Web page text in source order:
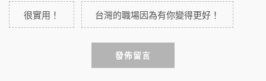
很實用！ 台灣的職場因為有你變得更好！
發佈留言